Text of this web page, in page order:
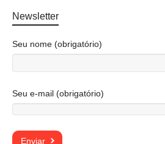
Newsletter
Seu nome (obrigatório)
Seu e-mail (obrigatório)